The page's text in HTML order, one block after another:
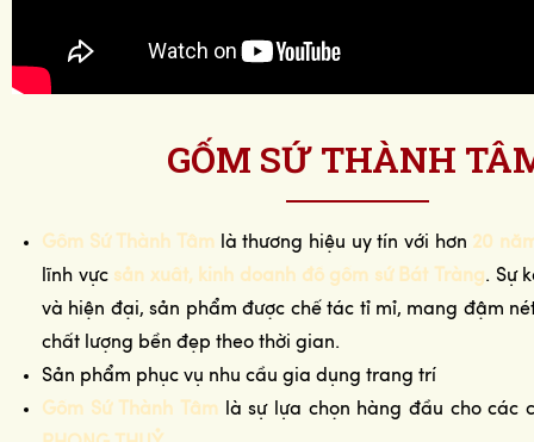
GỐM SỨ THÀNH
Gốm Sứ Thành Tâm là thương hiệu uy tín với hơn 20
lĩnh vực sản xuất, kinh doanh đồ gốm sứ Bát Tràng. Sự
và hiện đại, sản phẩm được chế tác tỉ mỉ, mang đậm
chất lượng bền đẹp theo thời gian.
Sản phẩm phục vụ nhu cầu gia dụng trang trí
Gốm Sứ Thành Tâm là sự lựa chọn hàng đầu cho các